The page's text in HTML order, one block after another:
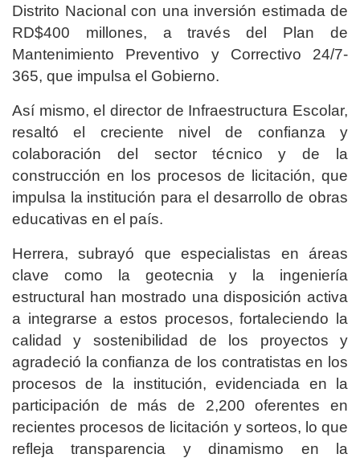
Distrito Nacional con una inversión estimada de
RD$400 millones, a través del Plan de
Mantenimiento Preventivo y Correctivo 24/7-
365, que impulsa el Gobierno.
Así mismo, el director de Infraestructura Escolar,
resaltó el creciente nivel de confianza y
colaboración del sector técnico y de la
construcción en los procesos de licitación, que
impulsa la institución para el desarrollo de obras
educativas en el país.
Herrera, subrayó que especialistas en áreas
clave como la geotecnia y la ingeniería
estructural han mostrado una disposición activa
a integrarse a estos procesos, fortaleciendo la
calidad y sostenibilidad de los proyectos y
agradeció la confianza de los contratistas en los
procesos de la institución, evidenciada en la
participación de más de 2,200 oferentes en
recientes procesos de licitación y sorteos, lo que
refleja transparencia y dinamismo en la